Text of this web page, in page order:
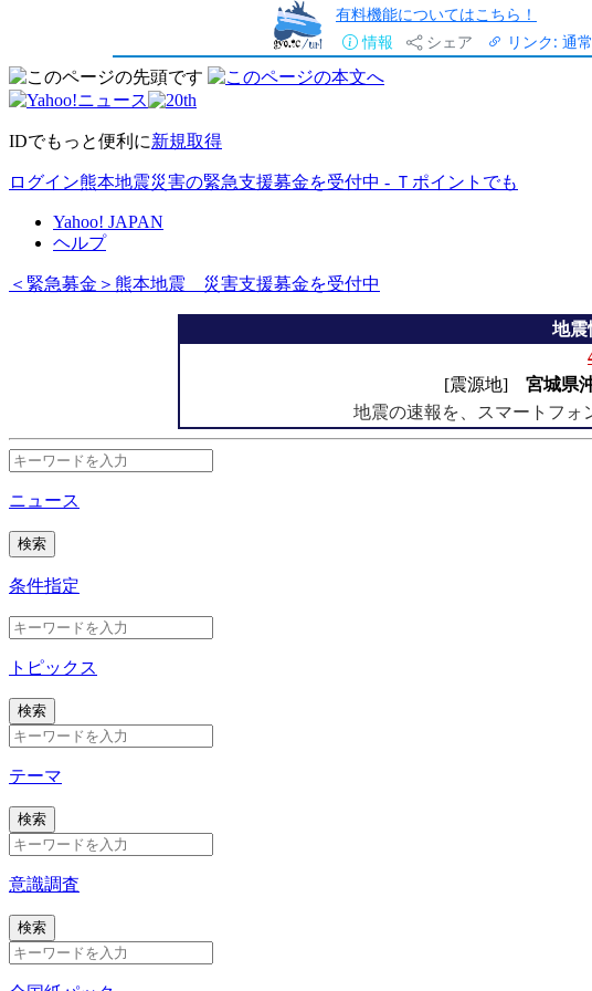
有料機能についてはこちら！
情報
シェア リンク: 通常